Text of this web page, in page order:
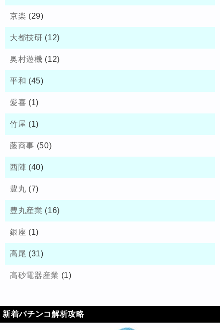
京楽 (29)
大都技研 (12)
奥村遊機 (12)
平和 (45)
愛喜 (1)
竹屋 (1)
藤商事 (50)
西陣 (40)
豊丸 (7)
豊丸産業 (16)
銀座 (1)
高尾 (31)
高砂電器産業 (1)
新着パチンコ解析攻略